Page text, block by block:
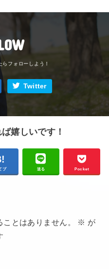
Twitter
嬉しいです！
ブ 送る Pocket
とはありません。 ※ が